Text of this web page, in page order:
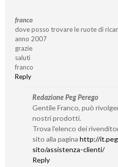
franco
dove posso trovare le ruote di
anno 2007
grazie
saluti
franco
Reply
Redazione Peg Perego
Gentile Franco, può
nostri prodotti.
Trova l’elenco dei
sito alla pagina http://
sito/assistenza-clienti/
Reply